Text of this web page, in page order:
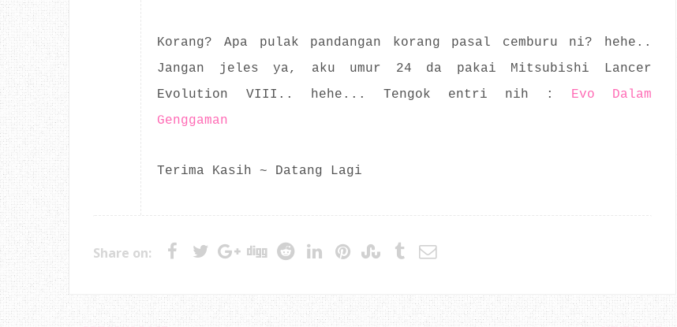
Korang? Apa pulak pandangan korang pasal cemburu ni? hehe..
Jangan jeles ya, aku umur 24 da pakai Mitsubishi Lancer
Evolution VIII.. hehe... Tengok entri nih : Evo Dalam
Genggaman
Terima Kasih ~ Datang Lagi
Share on: